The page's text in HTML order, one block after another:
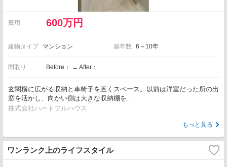
費用 600万円
建物タイプ マンション 築年数 6～10年
間取り Before： → After：
玄関横に広がる収納と車椅子を置くスペース。以前は洋室だった所の出
窓を活かし、向かい側は大きな収納棚を…
株式会社ハートフルハウス
もっと見る
ワンランク上のライフスタイル